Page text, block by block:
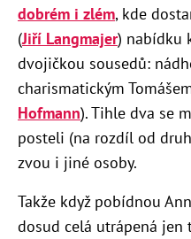
dobrém i zlém, kde
(Jiří Langmajer) nabídku
dvojičkou sousedů:
charismatickým
Hofmann). Tihle dva se
posteli (na rozdíl od
zvou i jiné osoby.
Takže když pobídnou
dosud celá utrápená jen